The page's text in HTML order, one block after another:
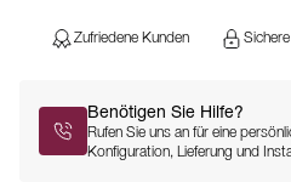
Zufriedene Kunden
Benötigen Sie Hilfe?
Rufen Sie uns an für eine
Konfiguration, Lieferung und